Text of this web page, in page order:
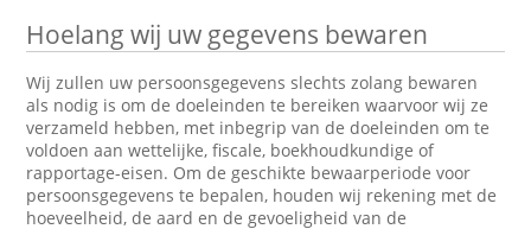
Hoelang wij uw gegevens bewaren
Wij zullen uw persoonsgegevens slechts zolang bewaren
als nodig is om de doeleinden te bereiken waarvoor wij ze
verzameld hebben, met inbegrip van de doeleinden om te
voldoen aan wettelijke, fiscale, boekhoudkundige of
rapportage-eisen. Om de geschikte bewaarperiode voor
persoonsgegevens te bepalen, houden wij rekening met de
hoeveelheid, de aard en de gevoeligheid van de